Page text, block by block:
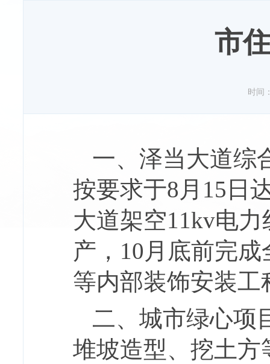
市
时间
一、泽当大道综
按要求于8月15日
大道架空11kv电
产，10月底前完
等内部装饰安装工
二、城市绿心项
堆坡造型、挖土